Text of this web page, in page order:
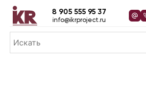
8 905 555 95 37
info@ikrproject.ru